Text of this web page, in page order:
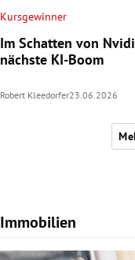
Kursgewinner
Im Schatten von
nächste KI-Boom
Robert Kleedorfer23.06.2026
Immobilien
Slide 1 von 7